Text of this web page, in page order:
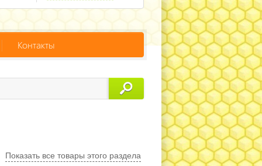
Контакты
Показать все товары этого раздела